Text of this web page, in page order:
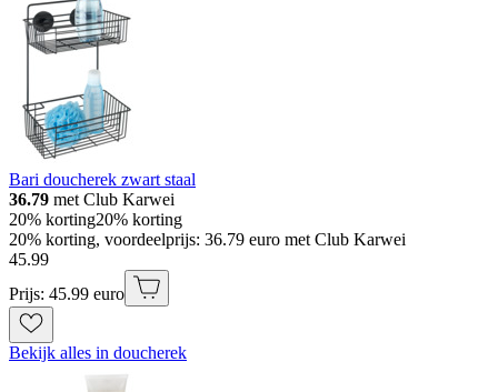
Bari doucherek zwart staal
36.79 met Club Karwei
20% korting20% korting
20% korting, voordeelprijs: 36.79 euro met Club Karwei
45.99
Prijs: 45.99 euro
Bekijk alles in doucherek